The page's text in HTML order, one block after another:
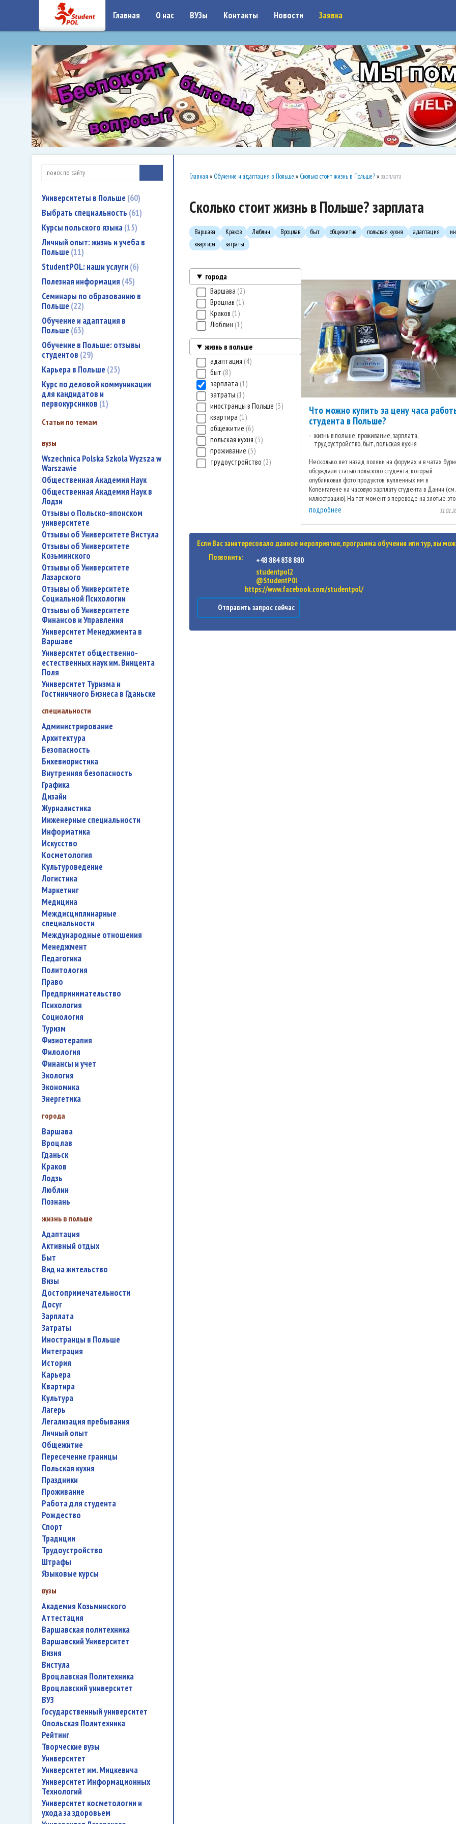
google-site-verification: google7a917c261df1566b.htmlgoogle-site-verification: google7a917c261df1566b.html
Главная О нас ВУЗы Контакты Новости Заявка
Университеты в Польше 60
Выбрать специальность 61
Курсы польского языка 15
Личный опыт: жизнь и учеба в
Польше 11
StudentPOL: наши услуги 6
Полезная информация 45
Семинары по образованию в
Польше 22
Обучение и адаптация в
Польше 63
Обучение в Польше: отзывы
студентов 29
Карьера в Польше 23
Курс по деловой коммуникации
для кандидатов и
первокурсников 1
Статьи по темам
вузы
Wszechnica Polska Szkola Wyzsza w
Warszawie
Общественная Академия Наук
Общественная Академия Наук в
Лодзи
Отзывы о Польско-японском
университете
Отзывы об Университете Вистула
Отзывы об Университете
Козьминского
Отзывы об Университете
Лазарского
Отзывы об Университете
Социальной Психологии
Отзывы об Университете
Финансов и Управления
Университет Менеджмента в
Варшаве
Университет общественно-
естественных наук им. Винцента
Поля
Университет Туризма и
Гостиничного Бизнеса в Гданьске
специальности
администрирование
архитектура
безопасность
бихевиористика
внутренняя безопасность
графика
дизайн
журналистика
инженерные специальности
информатика
искусство
косметология
культуроведение
логистика
маркетинг
медицина
междисциплинарные
специальности
международные отношения
менеджмент
педагогика
политология
право
предпринимательство
психология
социология
туризм
физиотерапия
филология
финансы и учет
экология
экономика
энергетика
города
Варшава
Вроцлав
Гданьск
Краков
Лодзь
Люблин
Познань
жизнь в польше
адаптация
активный отдых
быт
вид на жительство
визы
достопримечательности
досуг
зарплата
затраты
иностранцы в Польше
интеграция
история
карьера
квартира
культура
лагерь
легализация пребывания
личный опыт
общежитие
пересечение границы
польская кухня
праздники
проживание
работа для студента
Рождество
спорт
традиции
трудоустройство
штрафы
языковые курсы
вузы
Академия Козьминского
аттестация
Варшавская политехника
Варшавский Университет
Визия
Вистула
Вроцлавская Политехника
Вроцлавский университет
ВУЗ
государственный университет
Опольская Политехника
рейтинг
творческие вузы
университет
Университет им. Мицкевича
Университет Информационных
Технологий
университет косметологии и
ухода за здоровьем
Главная » Обучение и адаптация в Польше » Сколько стоит жизнь в Польше?»зарплата
Сколько стоит жизнь в Польше? зарплата
Варшава Краков Люблин Вроцлав быт общежитие польская кухня адаптация
квартира
затраты
города
Варшава 2
Вроцлав 1
Краков 1
Люблин 1
жизнь в польше
адаптация 4
быт 8
зарплата 1
затраты 1
иностранцы в Польше 3
квартира 1
общежитие 6
польская кухня 3
проживание 5
трудоустройство 2
Что можно купить за цену часа
студента в Польше?
жизнь в польше: проживание, зарплата,
трудоустройство, быт, польская кухня
Несколько лет назад поляки на форумах и в чатах
обсуждали статью польского студента, который
опубликовал фото продуктов, купленных им в
Копенгагене на часовую зарплату студента в Дании (см.
иллюстрацию). На тот момент в переводе на злотые это
подробнее
Если Вас заинтересовало данное мероприятие, программа обучения или тур, вы
Позвонить:
+48 884 838 880
studentpol2
@StudentP0l
https://www.facebook.com/studentpol/
Отправить запрос сейчас